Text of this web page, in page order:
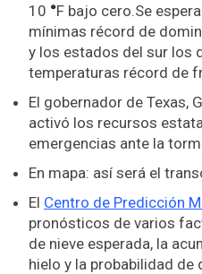
10 °F bajo cero.Se
mínimas récord de
y los estados del sur los
temperaturas récord de
El gobernador de Texas,
activó los recursos
emergencias ante la
En mapa: así será el
El Centro de Predicción
pronósticos de varios
de nieve esperada, la
hielo y la probabilidad de